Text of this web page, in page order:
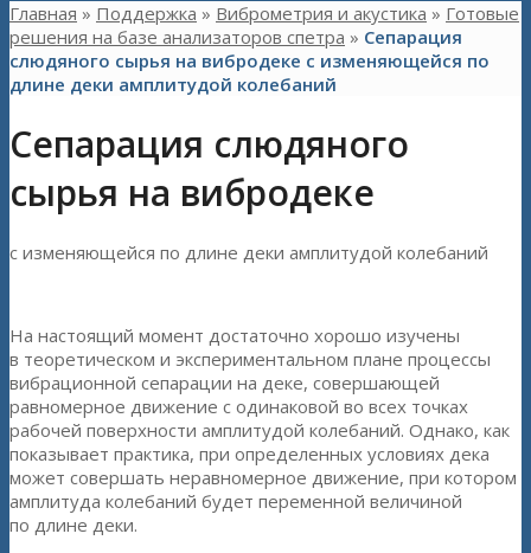
Главная » Поддержка » Виброметрия и акустика » Готовые
решения на базе анализаторов спетра » Сепарация
слюдяного сырья на вибродеке с изменяющейся по
длине деки амплитудой колебаний
Сепарация слюдяного
сырья на вибродеке
с изменяющейся по длине деки амплитудой колебаний
На настоящий момент достаточно хорошо изучены
в теоретическом и экспериментальном плане процессы
вибрационной сепарации на деке, совершающей
равномерное движение с одинаковой во всех точках
рабочей поверхности амплитудой колебаний. Однако, как
показывает практика, при определенных условиях дека
может совершать неравномерное движение, при котором
амплитуда колебаний будет переменной величиной
по длине деки.